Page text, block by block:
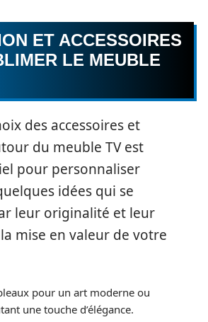
ET ACCESSOIRES
LE MEUBLE
des accessoires et
du meuble TV est
pour personnaliser
idées qui se
leur originalité et leur
mise en valeur de votre
pour un art moderne ou
une touche d’élégance.